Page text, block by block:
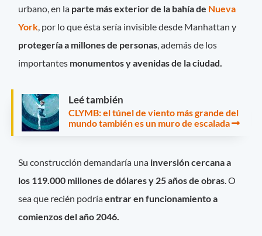
urbano, en la parte más exterior de la bahía de Nueva
York, por lo que ésta sería invisible desde Manhattan y
protegería a millones de personas, además de los
importantes monumentos y avenidas de la ciudad.
Leé también
CLYMB: el túnel de viento más grande del
mundo también es un muro de escalada
Su construcción demandaría una inversión cercana a
los 119.000 millones de dólares y 25 años de obras . O
sea que recién podríaentrar en funcionamiento a
comienzos del año 2046.